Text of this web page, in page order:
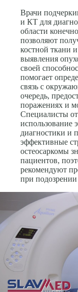
Врачи
и КТ для
области
позволяют
костной ткани
выявления
своей
помогает
связь с
очередь,
поражениях и
Специалисты
использование
диагностики и
эффективные
остеосаркомы
пациентов,
рекомендуют
при подозрении